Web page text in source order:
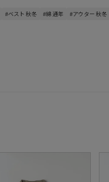
#ベスト 秋冬 #綿 通年 #アウター 秋冬